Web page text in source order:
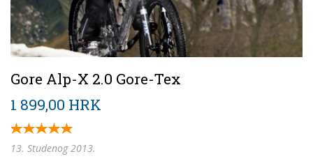
Gore Alp-X 2.0 Gore-Tex
1 899,00 HRK
13. Studenog 2013.